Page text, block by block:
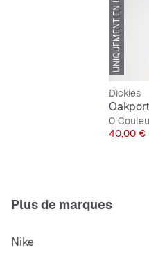
UNIQUEMENT EN LIGNE
Dickies
0
Prix
40,00 €
Plus de marques
Nike